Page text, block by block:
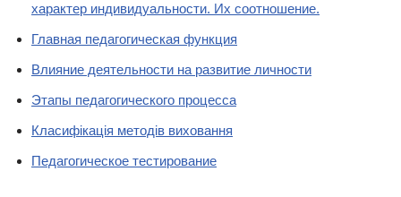
характер индивидуальности. Их соотношение.
Главная педагогическая функция
Влияние деятельности на развитие личности
Этапы педагогического процесса
Класифікація методів виховання
Педагогическое тестирование